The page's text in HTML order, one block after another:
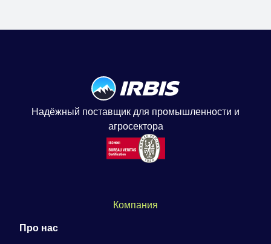
Надёжный поставщик для промышленности и
агросектора
Компания
Про нас